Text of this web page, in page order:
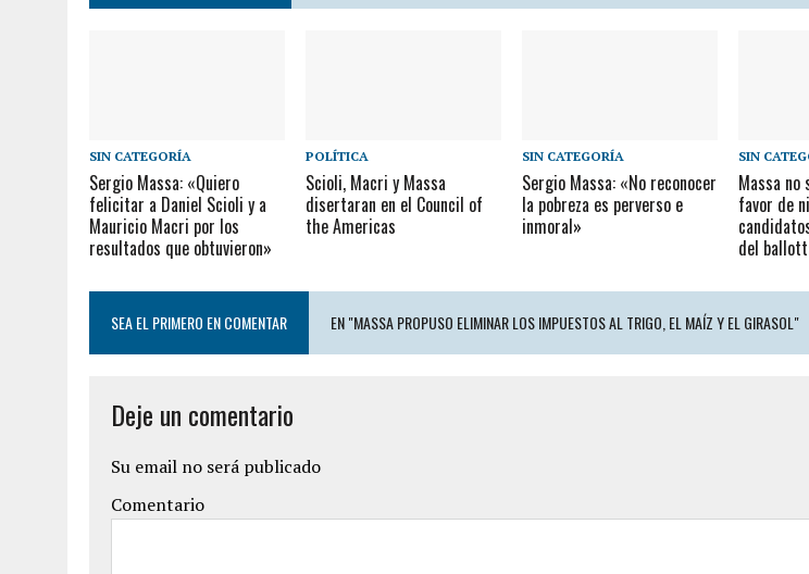
SIN CATEGORÍA
Sergio Massa: «Quiero
felicitar a Daniel Scioli y a
Mauricio Macri por los
resultados que obtuvieron»
POLÍTICA
Scioli, Macri y Massa
disertaran en el Council of
the Americas
SIN CATEGORÍA
Sergio Massa: «No reconocer
la pobreza es perverso e
inmoral»
SIN
Massa no
favor de
del
SEA EL PRIMERO EN COMENTAR EN "MASSA PROPUSO ELIMINAR LOS IMPUESTOS AL TRIGO, EL MAÍZ Y EL GIRASOL"
Deje un comentario
Su email no será publicado
Comentario